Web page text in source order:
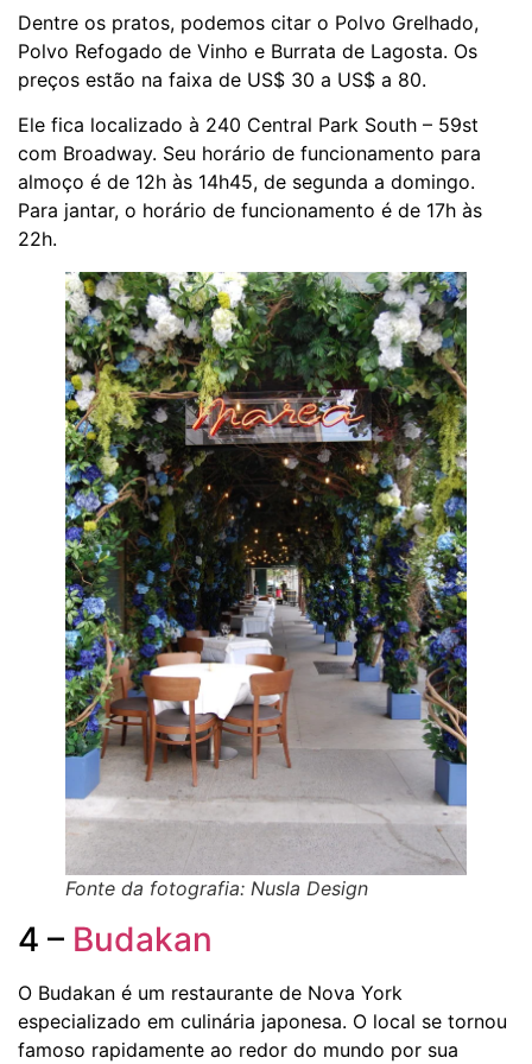
Dentre os pratos, podemos citar o Polvo Grelhado,
Polvo Refogado de Vinho e Burrata de Lagosta. Os
preços estão na faixa de US$ 30 a US$ a 80.
Ele fica localizado à 240 Central Park South – 59st
com Broadway. Seu horário de funcionamento para
almoço é de 12h às 14h45, de segunda a domingo.
Para jantar, o horário de funcionamento é de 17h às
22h.
Fonte da fotografia: Nusla Design
4 – Budakan
O Budakan é um restaurante de Nova York
especializado em culinária japonesa. O local se tornou
famoso rapidamente ao redor do mundo por sua